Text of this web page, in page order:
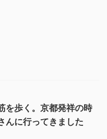
を歩く。京都発祥の時
んに行ってきました